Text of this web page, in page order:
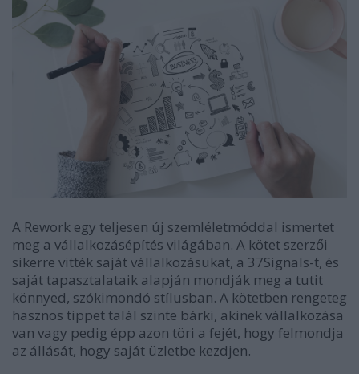
A Rework egy teljesen új szemléletmóddal ismertet
meg a vállalkozásépítés világában. A kötet szerzői
sikerre vitték saját vállalkozásukat, a 37Signals-t, és
saját tapasztalataik alapján mondják meg a tutit
könnyed, szókimondó stílusban. A kötetben rengeteg
hasznos tippet talál szinte bárki, akinek vállalkozása
van vagy pedig épp azon töri a fejét, hogy felmondja
az állását, hogy saját üzletbe kezdjen.